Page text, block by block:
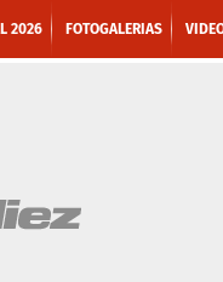
2026 FOTOGALERIAS